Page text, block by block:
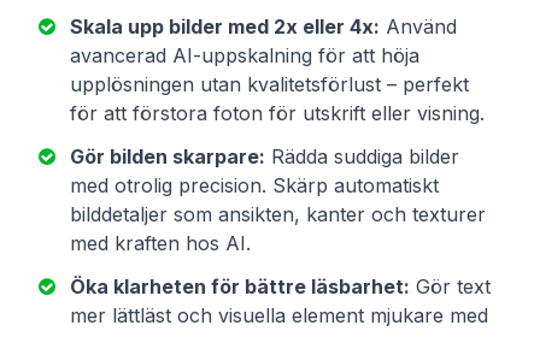
Skala upp bilder med 2x eller 4x: Använd
avancerad AI-uppskalning för att höja
upplösningen utan kvalitetsförlust – perfekt
för att förstora foton för utskrift eller visning.
Gör bilden skarpare: Rädda suddiga bilder
med otrolig precision. Skärp automatiskt
bilddetaljer som ansikten, kanter och texturer
med kraften hos AI.
Öka klarheten för bättre läsbarhet: Gör text
mer lättläst och visuella element mjukare med